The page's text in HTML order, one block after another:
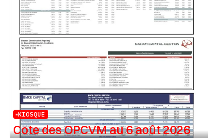
KIOSQUE
Cote des OPCVM au 6 août 2026